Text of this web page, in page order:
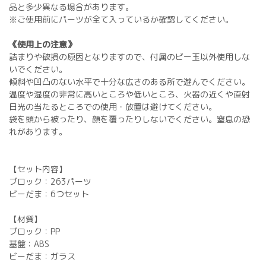
品と多少異なる場合があります。
※ご使用前にパーツが全て入っているか確認してください。
《使用上の注意》
詰まりや破損の原因となりますので、付属のビー玉以外使用しな
いでください。
傾斜や凹凸のない水平で十分な広さのある所で遊んでください。
温度や湿度の非常に高いところや低いところ、火器の近くや直射
日光の当たるところでの使用・放置は避けてください。
袋を頭から被ったり、顔を覆ったりしないでください。窒息の恐
れがあります。
【セット内容】
ブロック：263パーツ
ビーだま：6つセット
【材質】
ブロック：PP
基盤：ABS
ビーだま：ガラス